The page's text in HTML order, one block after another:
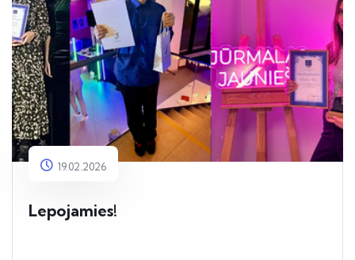
19.02.2026
Lepojamies!